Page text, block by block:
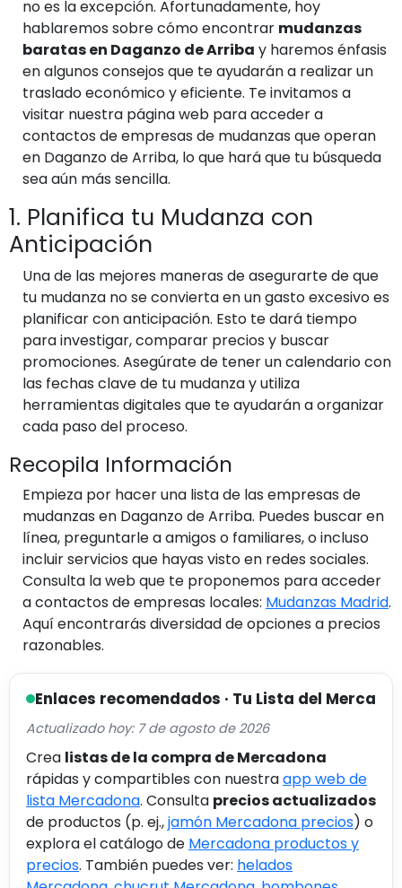
no es la excepción. Afortunadamente, hoy
hablaremos sobre cómo encontrar mudanzas
baratas en Daganzo de Arriba y haremos énfasis
en algunos consejos que te ayudarán a realizar un
traslado económico y eficiente. Te invitamos a
visitar nuestra página web para acceder a
contactos de empresas de mudanzas que operan
en Daganzo de Arriba, lo que hará que tu búsqueda
sea aún más sencilla.
1. Planifica tu Mudanza con
Anticipación
Una de las mejores maneras de asegurarte de que
tu mudanza no se convierta en un gasto excesivo es
planificar con anticipación. Esto te dará tiempo
para investigar, comparar precios y buscar
promociones. Asegúrate de tener un calendario con
las fechas clave de tu mudanza y utiliza
herramientas digitales que te ayudarán a organizar
cada paso del proceso.
Recopila Información
Empieza por hacer una lista de las empresas de
mudanzas en Daganzo de Arriba. Puedes buscar en
línea, preguntarle a amigos o familiares, o incluso
incluir servicios que hayas visto en redes sociales.
Consulta la web que te proponemos para acceder
a contactos de empresas locales: Mudanzas Madrid.
Aquí encontrarás diversidad de opciones a precios
razonables.
Enlaces recomendados · Tu Lista del Merca
Actualizado hoy: 7 de agosto de 2026
Crea listas de la compra de Mercadona
rápidas y compartibles con nuestraapp web de
lista Mercadona. Consulta precios actualizados
de productos (p. ej.,jamón Mercadona precios) o
explora el catálogo de Mercadona productos y
precios. También puedes ver: helados